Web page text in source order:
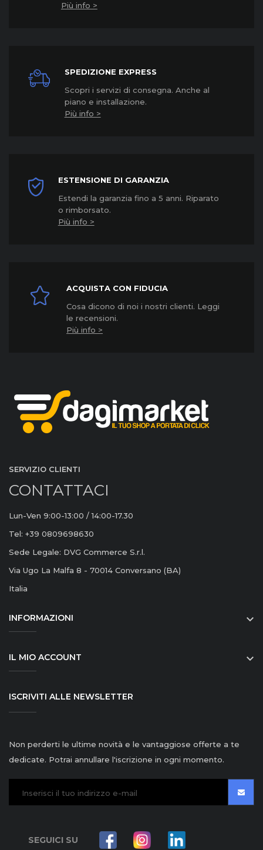
Più info >
SPEDIZIONE EXPRESS
Scopri i servizi di consegna. Anche al
piano e installazione.
Più info >
ESTENSIONE DI GARANZIA
Estendi la garanzia fino a 5 anni. Riparato
o rimborsato.
Più info >
ACQUISTA CON FIDUCIA
Cosa dicono di noi i nostri clienti. Leggi
le recensioni.
Più info >
SERVIZIO CLIENTI
CONTATTACI
Lun-Ven 9:00-13:00 / 14:00-17.30
Tel: +39 0809698630
Sede Legale: DVG Commerce S.r.l.
Via Ugo La Malfa 8 - 70014 Conversano (BA)
Italia
INFORMAZIONI 
IL MIO ACCOUNT 
ISCRIVITI ALLE NEWSLETTER
Non perderti le ultime novità e le vantaggiose offerte a te
dedicate. Potrai annullare l'iscrizione in ogni momento.
SEGUICI SU